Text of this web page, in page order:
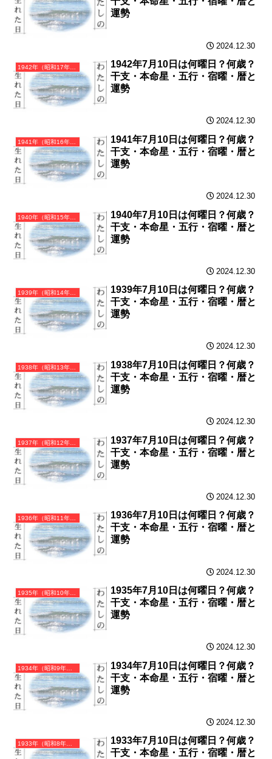
運勢
2024.12.30
1942年（昭和17年）壬午（みずのえうま）・午年（うま年）カレンダー（月曜はじまり）
1942年7月10日は何曜日？何歳？
干支・本命星・五行・宿曜・暦と
運勢
2024.12.30
1941年（昭和16年）辛巳（かのとみ）・巳年（へび年）カレンダー（月曜はじまり）
1941年7月10日は何曜日？何歳？
干支・本命星・五行・宿曜・暦と
運勢
2024.12.30
1940年（昭和15年）庚辰（かのえたつ）・辰年（たつ年）カレンダー（月曜はじまり）
1940年7月10日は何曜日？何歳？
干支・本命星・五行・宿曜・暦と
運勢
2024.12.30
1939年（昭和14年）己卯（つちのとう）・卯年（うさぎ年）カレンダー（月曜はじまり）
1939年7月10日は何曜日？何歳？
干支・本命星・五行・宿曜・暦と
運勢
2024.12.30
1938年（昭和13年）戊寅（つちのえとら）・寅年（とら年）カレンダー（月曜はじまり）
1938年7月10日は何曜日？何歳？
干支・本命星・五行・宿曜・暦と
運勢
2024.12.30
1937年（昭和12年）丁丑（ひのとうし）・丑年（うし年）カレンダー（月曜はじまり）
1937年7月10日は何曜日？何歳？
干支・本命星・五行・宿曜・暦と
運勢
2024.12.30
1936年（昭和11年）丙子（ひのえね）・子年（ねずみ年）カレンダー（月曜はじまり）
1936年7月10日は何曜日？何歳？
干支・本命星・五行・宿曜・暦と
運勢
2024.12.30
1935年（昭和10年）乙亥（きのとい）・亥年（いのしし年）カレンダー（月曜はじまり）
1935年7月10日は何曜日？何歳？
干支・本命星・五行・宿曜・暦と
運勢
2024.12.30
1934年（昭和9年）甲戌（きのえいぬ）・戌年（いぬ年）カレンダー（月曜はじまり）
1934年7月10日は何曜日？何歳？
干支・本命星・五行・宿曜・暦と
運勢
2024.12.30
1933年（昭和8年）癸酉（みずのととり）・酉年（とり年）カレンダー（月曜はじまり）
1933年7月10日は何曜日？何歳？
干支・本命星・五行・宿曜・暦と